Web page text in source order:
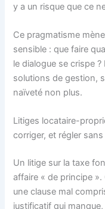
y a un risque que ce
Ce pragmatisme
sensible : que faire
le dialogue se crispe
solutions de gestion,
naïveté non plus.
Litiges locataire-
corriger, et régler sans
Un litige sur la taxe
affaire « de principe ».
une clause mal
justificatif qui